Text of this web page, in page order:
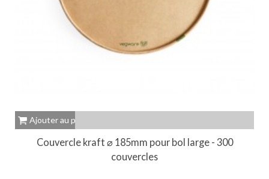
Ajouter au panier
Couvercle kraft ⌀ 185mm pour bol large - 300
couvercles